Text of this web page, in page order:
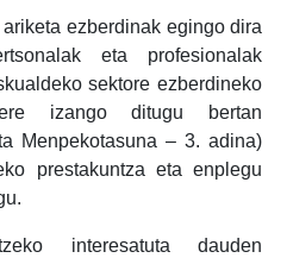
ezberdinak egingo dira
eta profesionalak
sektore ezberdineko
izango ditugu bertan
Menpekotasuna – 3. adina)
prestakuntza eta enplegu
interesatuta dauden